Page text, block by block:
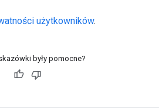
użytkowników.
były pomocne?